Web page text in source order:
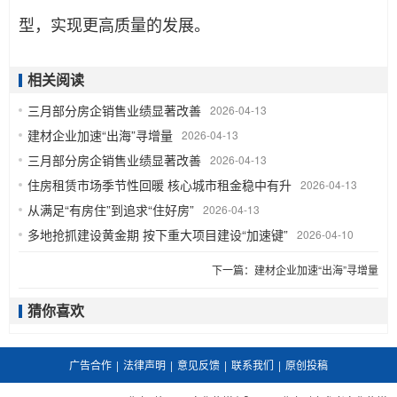
型，实现更高质量的发展。
相关阅读
三月部分房企销售业绩显著改善 2026-04-13
建材企业加速“出海”寻增量 2026-04-13
三月部分房企销售业绩显著改善 2026-04-13
住房租赁市场季节性回暖 核心城市租金稳中有升 2026-04-13
从满足“有房住”到追求“住好房” 2026-04-13
多地抢抓建设黄金期 按下重大项目建设“加速键” 2026-04-10
下一篇： 建材企业加速“出海”寻增量
猜你喜欢
广告合作 | 法律声明 | 意见反馈 | 联系我们 | 原创投稿